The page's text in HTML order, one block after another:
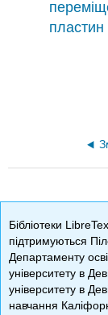
пластин
Бібліотеки
підтримуються
Департаменту
університету в
університету в
навчання